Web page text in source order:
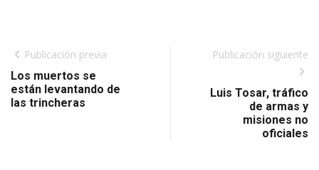
Publicación previa
Los muertos se
están levantando de
las trincheras
Publicación siguiente
Luis Tosar, tráfico
de armas y
misiones no
oficiales